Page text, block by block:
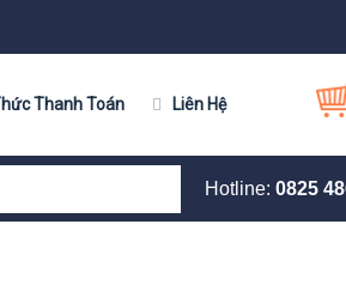
Thanh Toán Liên Hệ
Hotline: 0825